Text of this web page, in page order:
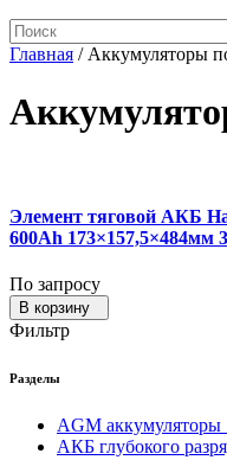
Главная / Аккумуляторы
Элемент тяговой АКБ
600Ah 173×157,5×484мм
По запросу
В корзину
Фильтр
Разделы
AGM аккумуляторы
АКБ глубокого